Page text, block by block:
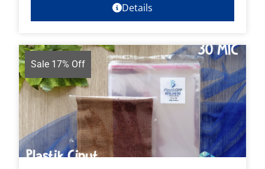
Details
Sale 17% Off